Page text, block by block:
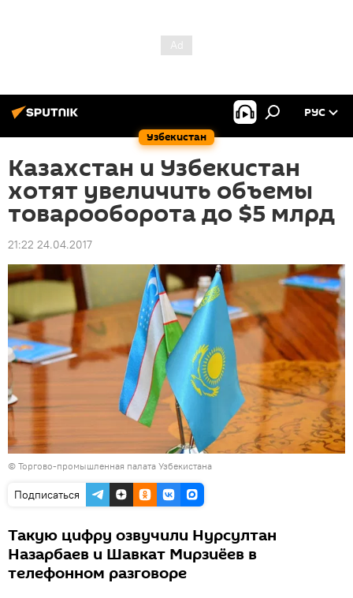
Узбекистан
РУС
Казахстан и Узбекистан
хотят увеличить объемы
товарооборота до $5 млрд
21:22 24.04.2017
© Торгово-промышленная палата Узбекистана
Подписаться
Такую цифру озвучили Нурсултан
Назарбаев и Шавкат Мирзиёев в
телефонном разговоре